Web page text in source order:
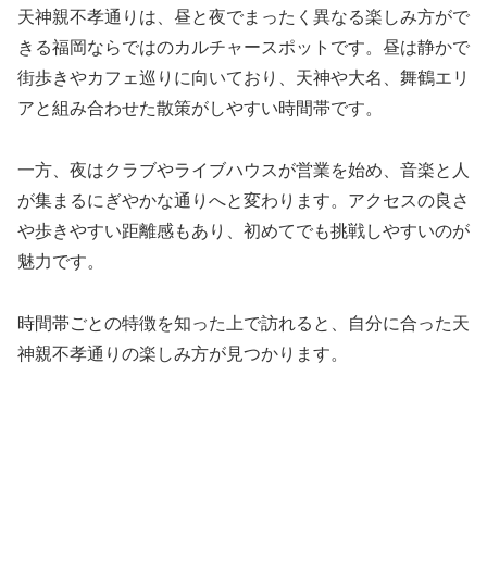
天神親不孝通りは、昼と夜でまったく異なる楽しみ方がで
きる福岡ならではのカルチャースポットです。昼は静かで
街歩きやカフェ巡りに向いており、天神や大名、舞鶴エリ
アと組み合わせた散策がしやすい時間帯です。
一方、夜はクラブやライブハウスが営業を始め、音楽と人
が集まるにぎやかな通りへと変わります。アクセスの良さ
や歩きやすい距離感もあり、初めてでも挑戦しやすいのが
魅力です。
時間帯ごとの特徴を知った上で訪れると、自分に合った天
神親不孝通りの楽しみ方が見つかります。